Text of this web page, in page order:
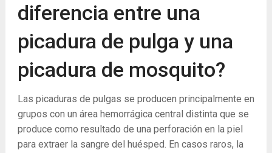
diferencia entre una
picadura de pulga y una
picadura de mosquito?
Las picaduras de pulgas se producen principalmente en
grupos con un área hemorrágica central distinta que se
produce como resultado de una perforación en la piel
para extraer la sangre del huésped. En casos raros, la